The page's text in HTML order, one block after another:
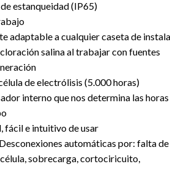
estanqueidad (IP65)
adaptable a cualquier caseta de
salina al trabajar con fuentes
de electrólisis (5.000 horas)
interno que nos determina las
fácil e intuitivo de usar
Desconexiones automáticas por: falta
sobrecarga, cortociricuito,